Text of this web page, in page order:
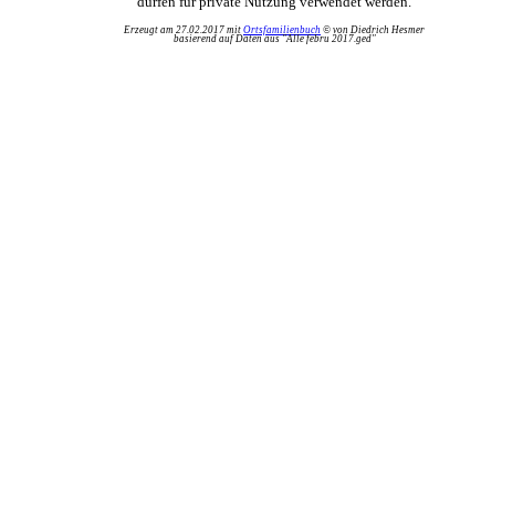
Erzeugt am 27.02.2017 mit Ortsfamilienbuch © von Diedrich Hesmer
basierend auf Daten aus "Alle febru 2017.ged"